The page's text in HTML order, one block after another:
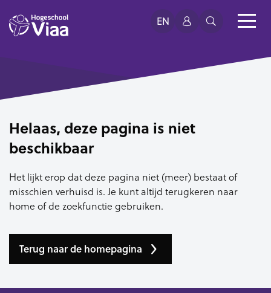
EN
Helaas, deze pagina is niet
beschikbaar
Het lijkt erop dat deze pagina niet (meer) bestaat of
misschien verhuisd is. Je kunt altijd terugkeren naar
home of de zoekfunctie gebruiken.
Terug naar de homepagina